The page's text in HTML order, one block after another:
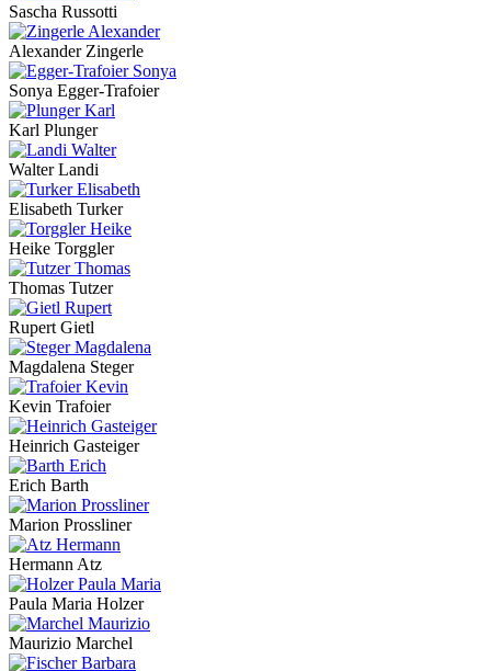
Sascha Russotti
Alexander Zingerle
Sonya Egger-Trafoier
Karl Plunger
Walter Landi
Elisabeth Turker
Heike Torggler
Thomas Tutzer
Rupert Gietl
Magdalena Steger
Kevin Trafoier
Heinrich Gasteiger
Erich Barth
Marion Prossliner
Hermann Atz
Paula Maria Holzer
Maurizio Marchel